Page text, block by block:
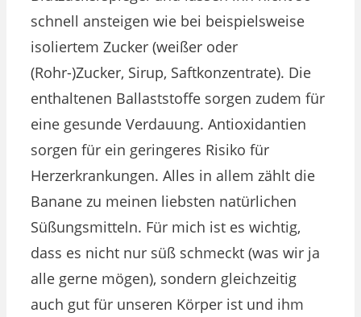
schnell ansteigen wie bei beispielsweise
isoliertem Zucker (weißer oder
(Rohr-)Zucker, Sirup, Saftkonzentrate). Die
enthaltenen Ballaststoffe sorgen zudem für
eine gesunde Verdauung. Antioxidantien
sorgen für ein geringeres Risiko für
Herzerkrankungen. Alles in allem zählt die
Banane zu meinen liebsten natürlichen
Süßungsmitteln. Für mich ist es wichtig,
dass es nicht nur süß schmeckt (was wir ja
alle gerne mögen), sondern gleichzeitig
auch gut für unseren Körper ist und ihm